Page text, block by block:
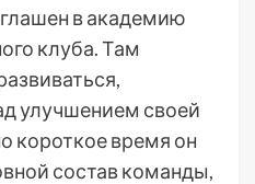
в академию
клуба. Там
улучшением своей
короткое время он
состав команды,